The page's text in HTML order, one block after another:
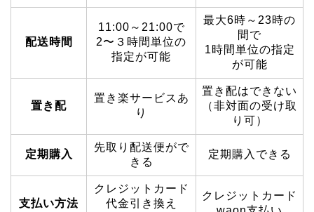
配送時間
11:00～21:00で
2〜３時間単位の
指定が可能
最大6時～23時の
間で
1時間単位の指定
が可能
置き配
置き楽サービスあ
り
置き配はできない
（非対面の受け取
り可）
定期購入
先取り配送便がで
きる
定期購入できる
支払い方法
クレジットカード
代金引き換え
クレジットカード